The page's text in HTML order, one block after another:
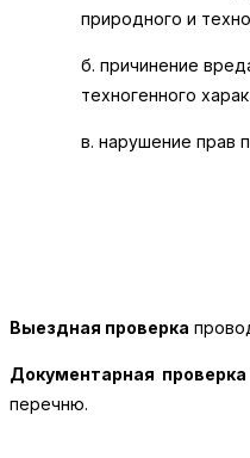
природного и
б. причинение
техногенного
в. нарушение прав
Выездная проверка
Документарная проверка
перечню.